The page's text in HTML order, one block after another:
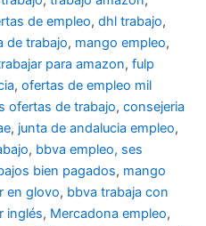
de empleo, dhl trabajo,
de trabajo, mango empleo,
para amazon, fulp
, ofertas de empleo mil
ofertas de trabajo, consejeria
, junta de andalucia empleo,
, bbva empleo, ses
bien pagados, mango
en glovo, bbva trabaja con
inglés, Mercadona empleo,